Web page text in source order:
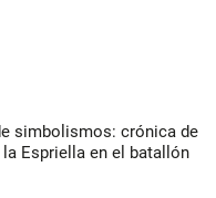
simbolismos: crónica de
la Espriella en el batallón